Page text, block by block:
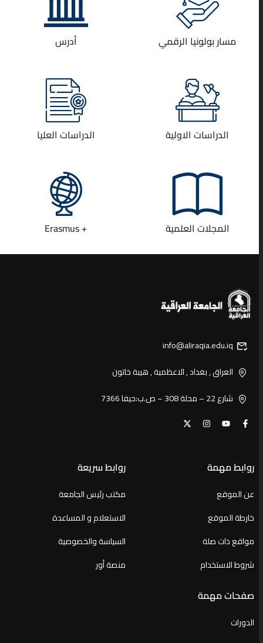
مسار بولونيا الرقمي أدرس
الدراسات الاولية الدراسات العليا
المجلات العلمية + Erasmus
info@aliraqia.edu.iq
العراق , بغداد , الاعظمية , هيبة خاتون
شارع 22 – محلة 308 – ص.ب:حيفا 7366
روابط مهمة
عن الموقع
خارطة الموقع
مواقع ذات صلة
شروط الاستخدام
روابط سريعة
مكتب رئيس الجامعة
الاستعلام و المساعدة
السياسة والخصوصية
منصة أور
صفحات مهمة
الدورات